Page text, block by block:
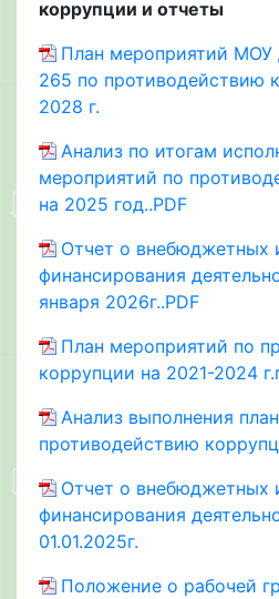
коррупции и отчеты
План мероприятий МОУ
265 по противодействию
2028 г.
Анализ по итогам
мероприятий по
на 2025 год..PDF
Отчет о внебюджетных
финансирования
января 2026г..PDF
План мероприятий по
коррупции на 2021-2024
Анализ выполнения
противодействию
Отчет о внебюджетных
финансирования
01.01.2025г.
Положение о рабочей